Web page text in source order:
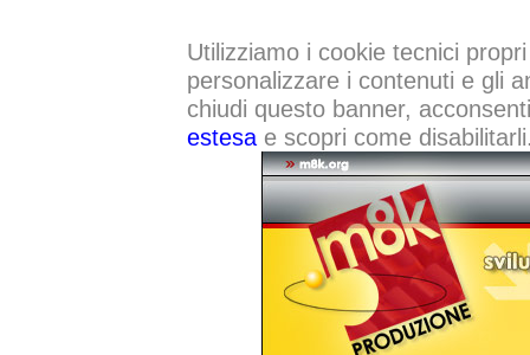
Utilizziamo i cookie tecnici
personalizzare i contenuti e gli
chiudi questo banner,
estesae scopri come